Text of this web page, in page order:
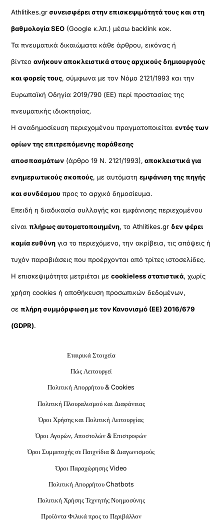
Athlitikes.grσυνεισφέρει στην επισκεψιμότητά τους και στη
βαθμολογία SEO (Google κ.λπ.) μέσω backlink κοκ.
Τα πνευματικά δικαιώματα κάθε άρθρου, εικόνας ή
βίντεοανήκουν αποκλειστικά στους αρχικούς δημιουργούς
και φορείς τους, σύμφωνα με τον Νόμο 2121/1993 και την
Ευρωπαϊκή Οδηγία 2019/790 (ΕΕ) περί προστασίας της
πνευματικής ιδιοκτησίας.
Η αναδημοσίευση περιεχομένου πραγματοποιείταιεντός των
ορίων της επιτρεπόμενης παράθεσης
αποσπασμάτων (άρθρο 19 Ν. 2121/1993), αποκλειστικά για
ενημερωτικούς σκοπούς, με αυτόματηεμφάνιση της πηγής
και συνδέσμου προς το αρχικό δημοσίευμα.
Επειδή η διαδικασία συλλογής και εμφάνισης περιεχομένου
είναιπλήρως αυτοματοποιημένη, το Athlitikes.gr δεν φέρει
καμία ευθύνη για το περιεχόμενο, την ακρίβεια, τις απόψεις ή
τυχόν παραβιάσεις που προέρχονται από τρίτες ιστοσελίδες.
Η επισκεψιμότητα μετριέται μεcookieless στατιστικά, χωρίς
χρήση cookies ή αποθήκευση προσωπικών δεδομένων,
σεπλήρη συμμόρφωση με τον Κανονισμό (ΕΕ) 2016/679
(GDPR).
Εταιρικά Στοιχεία
Πώς Λειτουργεί
Πολιτική Απορρήτου & Cookies
Πολιτική Πλουραλισμού και Διαφάνειας
Όροι Χρήσης και Πολιτική Λειτουργίας
Όροι Αγορών, Αποστολών & Επιστροφών
Όροι Συμμετοχής σε Παιχνίδια & Διαγωνισμούς
Όροι Παραχώρησης Video
Πολιτική Απορρήτου Chatbots
Πολιτική Χρήσης Τεχνητής Νοημοσύνης
Προϊόντα Φιλικά προς το Περιβάλλον